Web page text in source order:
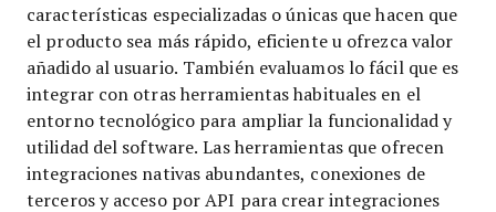
características especializadas o únicas que hacen que
el producto sea más rápido, eficiente u ofrezca valor
añadido al usuario. También evaluamos lo fácil que es
integrar con otras herramientas habituales en el
entorno tecnológico para ampliar la funcionalidad y
utilidad del software. Las herramientas que ofrecen
integraciones nativas abundantes, conexiones de
terceros y acceso por API para crear integraciones